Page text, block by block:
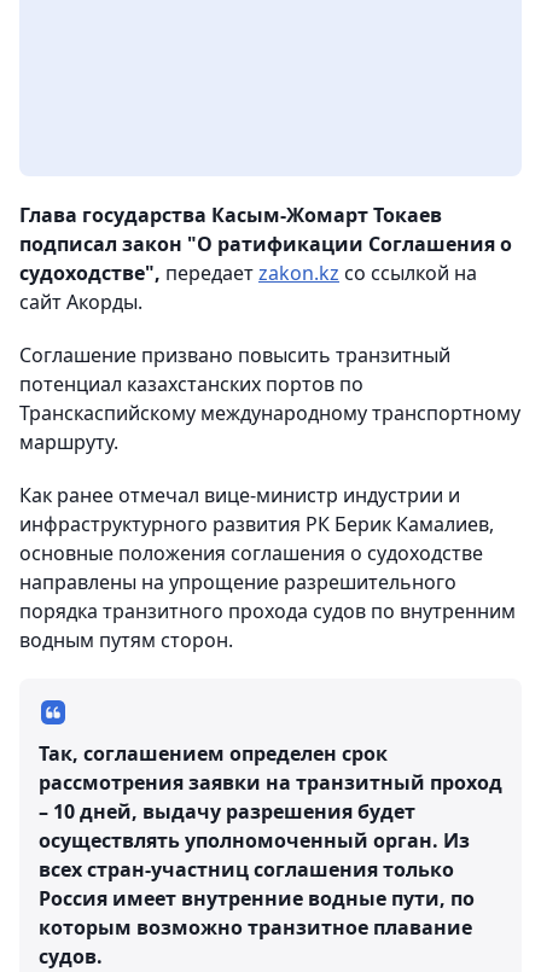
Глава государства Касым-Жомарт Токаев
подписал закон "О ратификации Соглашения о
судоходстве", передаетzakon.kz со ссылкой на
сайт Акорды.
Соглашение призвано повысить транзитный
потенциал казахстанских портов по
Транскаспийскому международному транспортному
маршруту.
Как ранее отмечал вице-министр индустрии и
инфраструктурного развития РК Берик Камалиев,
основные положения соглашения о судоходстве
направлены на упрощение разрешительного
порядка транзитного прохода судов по внутренним
водным путям сторон.
Так, соглашением определен срок
рассмотрения заявки на транзитный проход
– 10 дней, выдачу разрешения будет
осуществлять уполномоченный орган. Из
всех стран-участниц соглашения только
Россия имеет внутренние водные пути, по
которым возможно транзитное плавание
судов.